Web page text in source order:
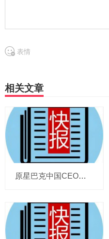
表情
相关文章
原星巴克中国CEO蔡德粦掌舵恒隆，百胜中国完成必胜客内地所有权收购，泸溪河迎来反转，帝亚吉欧裁减岗位计划发布，秋天第一杯奶茶爆单